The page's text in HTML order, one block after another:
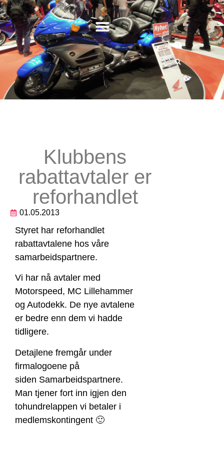
Klubbens
rabattavtaler er
reforhandlet
01.05.2013
Styret har reforhandlet
rabattavtalene hos våre
samarbeidspartnere.
Vi har nå avtaler med
Motorspeed, MC Lillehammer
og Autodekk. De nye avtalene
er bedre enn dem vi hadde
tidligere.
Detajlene fremgår under
firmalogoene på
siden Samarbeidspartnere.
Man tjener fort inn igjen den
tohundrelappen vi betaler i
medlemskontingent 🙂